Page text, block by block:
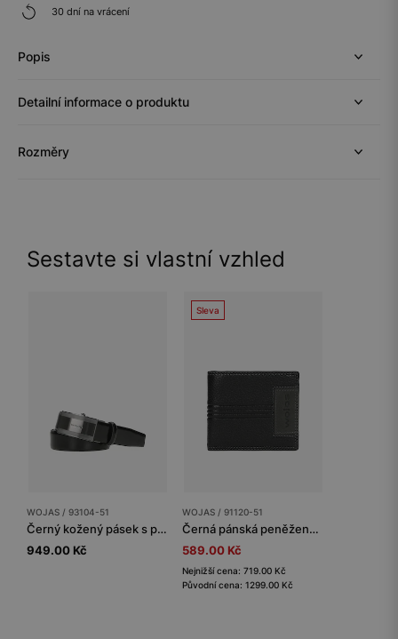
30 dní na vrácení
Popis
Detailní informace o produktu
Rozměry
Sestavte si vlastní vzhled
WOJAS / 93104-51
Černý kožený pásek s plnou sponou
949.00 Kč
Sleva
WOJAS / 91120-51
Černá pánská peněženka z texturované kůže
589.00 Kč
Nejnižší cena: 719.00 Kč
Původní cena: 1299.00 Kč